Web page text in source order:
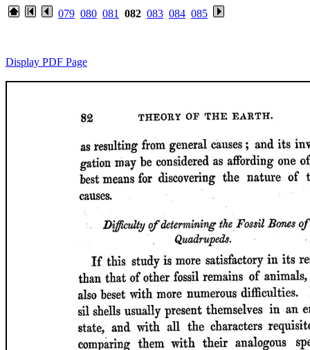
079 080 081 082 083 084 085
Display PDF Page